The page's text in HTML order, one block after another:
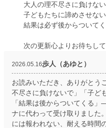
大人の理不尽さに負けな
子どもたちに諦めさせな
結果は必ず後からついて
次の更新心よりお待ちし
2026.05.16歩人（あゆと）
お読みいただき、ありがと
不尽さに負けないで」「子ど
「結果は後からついてくる
ナに代わって受け取りました
には報われない、耐える時間